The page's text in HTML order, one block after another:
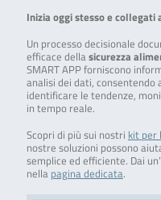
Inizia oggi stesso e collegati
Un processo decisionale
efficace della sicurezza
SMART APP forniscono
analisi dei dati, consentendo
identificare le tendenze,
in tempo reale.
Scopri di più sui nostri kit per
nostre soluzioni possono
semplice ed efficiente. Dai
nella pagina dedicata.